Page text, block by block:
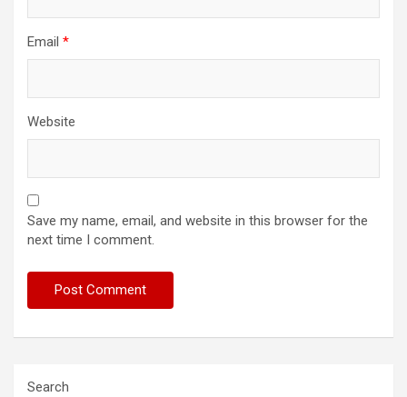
Email *
Website
Save my name, email, and website in this browser for the
next time I comment.
Search